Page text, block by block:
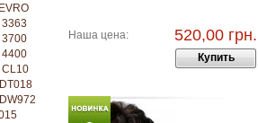
3363
3700
4400
CL10
Наша цена: 520,00 грн.
Купить